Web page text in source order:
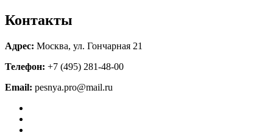
Контакты
Адрес: Москва, ул. Гончарная 21
Телефон: +7 (495) 281-48-00
Email: pesnya.pro@mail.ru